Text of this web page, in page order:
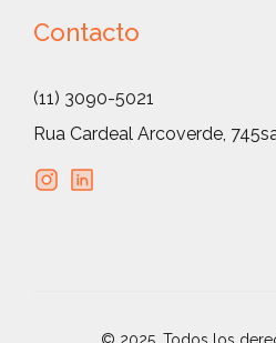
Contacto
(11) 3090-5021
Rua Cardeal Arcoverde, 745